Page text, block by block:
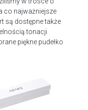
co najważniejsze
są dostępne także
tonacji
piękne pudełko